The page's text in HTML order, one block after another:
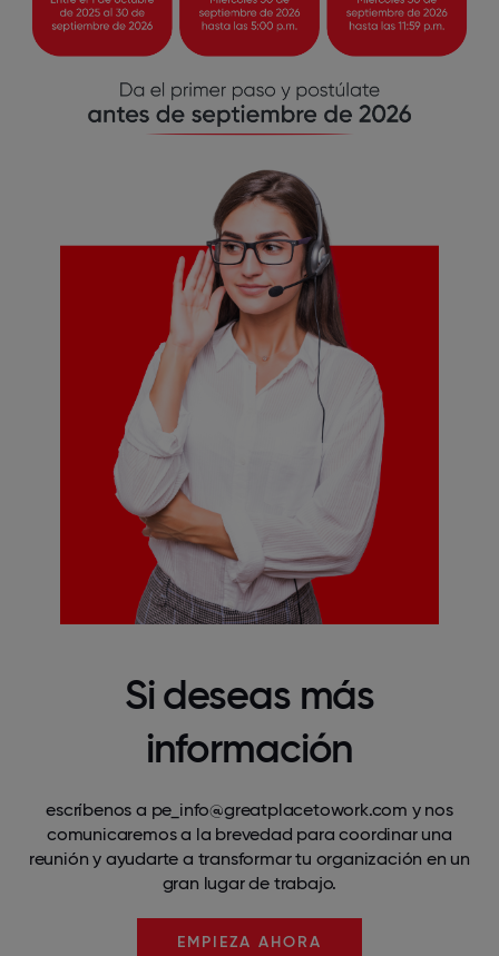
Si deseas más
información
escríbenos a pe_info@greatplacetowork.com y nos
comunicaremos a la brevedad para coordinar una
reunión y ayudarte a transformar tu organización en un
gran lugar de trabajo.
EMPIEZA AHORA